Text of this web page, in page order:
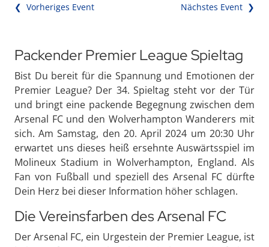
❮ Vorheriges Event Nächstes Event ❯
Packender Premier League Spieltag
Bist Du bereit für die Spannung und Emotionen der
Premier League? Der 34. Spieltag steht vor der Tür
und bringt eine packende Begegnung zwischen dem
Arsenal FC und den Wolverhampton Wanderers mit
sich. Am Samstag, den 20. April 2024 um 20:30 Uhr
erwartet uns dieses heiß ersehnte Auswärtsspiel im
Molineux Stadium in Wolverhampton, England. Als
Fan von Fußball und speziell des Arsenal FC dürfte
Dein Herz bei dieser Information höher schlagen.
Die Vereinsfarben des Arsenal FC
Der Arsenal FC, ein Urgestein der Premier League, ist